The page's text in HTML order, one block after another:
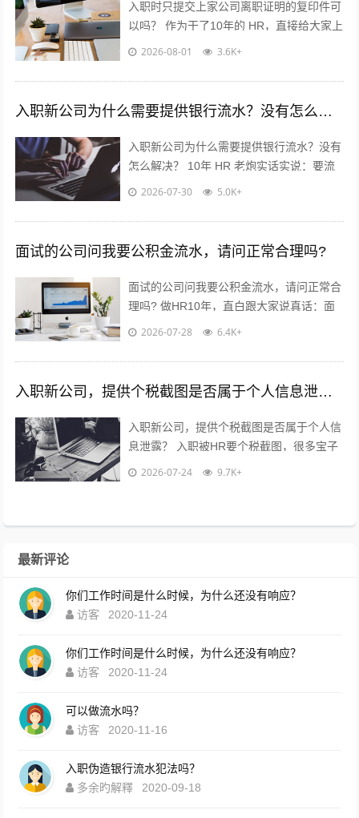
入职时只提交上家公司离职证明的复印件可
以吗？ 作为干了10年的 HR，直接给大家上
干货，不绕弯子！ 答案：分情况，但大概
2026-08-01 3.6K+
入职新公司为什么需要提供银行流水？没有怎么解决？
入职新公司为什么需要提供银行流水？没有
怎么解决？ 10年 HR 老炮实话实说：要流
水真不是公司故意刁难你！? 核心就3点：
2026-07-30 5.0K+
面试的公司问我要公积金流水，请问正常合理吗?
面试的公司问我要公积金流水，请问正常合
理吗? 做HR10年，直白跟大家说真话：面
试要公积金流水，很常见，但不是必须！不
2026-07-28 6.4K+
入职新公司，提供个税截图是否属于个人信息泄露？
入职新公司，提供个税截图是否属于个人信
息泄露？ 入职被HR要个税截图，很多宝子
都慌了：这算不算隐私泄露？到底能不能
2026-07-24 9.7K+
最新评论
你们工作时间是什么时候，为什么还没有响应？
访客
2020-11-24
你们工作时间是什么时候，为什么还没有响应？
访客
2020-11-24
可以做流水吗？
访客
2020-11-16
入职伪造银行流水犯法吗？
多余旳解釋
2020-09-18